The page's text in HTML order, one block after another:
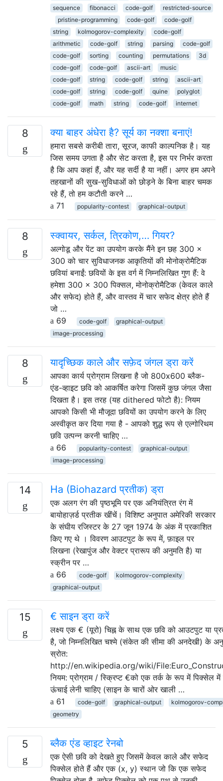
sequence
fibonacci code-golf
restricted-source
pristine-programming
code-golf
code-golf
string
kolmogorov-complexity
code-golf
arithmetic
code-golf string parsing
code-golf
code-golf
sorting counting permutations
3d
code-golf
code-golf ascii-art
music
code-golf
string code-golf string
ascii-art
code-golf
string code-golf quine
polyglot
code-golf
math string code-golf internet
8 क्या बाहर अंधेरा है? सूर्य का नक्शा बनाएं!
हमारा सबसे करीबी तारा, सूरज, काफी काल्पनिक है। यह
जिस समय उगता है और सेट करता है, इस पर निर्भर करता
है कि आप कहां हैं, और यह सर्दी है या नहीं। अगर हम अपने
तहखानों की सुख-सुविधाओं को छोड़ने के बिना बाहर चमक
रहे हैं, तो हम कटौती करने …
71
popularity-contest graphical-output
8 स्क्वायर, सर्कल, त्रिकोण,… गियर?
अल्गोडू और पेंट का उपयोग करके मैंने इन छह 300 ×
300 को चार सुविधाजनक आकृतियों की मोनोक्रोमैटिक
छवियां बनाईं: छवियों के इस वर्ग में निम्नलिखित गुण हैं: वे
हमेशा 300 × 300 पिक्सल, मोनोक्रोमैटिक (केवल काले
और सफेद) होते हैं, और वास्तव में चार सफेद क्षेत्र होते हैं
जो …
69
code-golf
graphical-output
image-processing
8 यादृच्छिक काले और सफ़ेद जंगल ड्रा करें
आपका कार्य प्रोग्राम लिखना है जो 800x600 ब्लैक-
एंड-व्हाइट छवि को आकर्षित करेगा जिसमें कुछ जंगल जैसा
दिखता है। इस तरह (यह dithered फोटो है): नियम
आपको किसी भी मौजूदा छवियों का उपयोग करने के लिए
अस्वीकृत कर दिया गया है - आपको शुद्ध रूप से एल्गोरिथम
छवि उत्पन्न करनी चाहिए …
66
popularity-contest
graphical-output
image-processing
14 Ha (Biohazard प्रतीक) ड्रा
एक अलग रंग की पृष्ठभूमि पर एक अनियंत्रित रंग में
बायोहाज़र्ड प्रतीक खींचें। विशिष्ट अनुपात अमेरिकी सरकार
के संघीय रजिस्टर के 27 जून 1974 के अंक में प्रकाशित
किए गए थे । विवरण आउटपुट के रूप में, फ़ाइल पर
लिखना (रेखापुंज और वेक्टर प्रारूप की अनुमति है) या
स्क्रीन पर …
66
code-golf
kolmogorov-complexity
graphical-output
15 € साइन ड्रा करें
लक्ष्य एक € (यूरो) चिह्न के साथ एक छवि को आउटपुट या
है, जो निम्नलिखित चश्मे (संकेत की सीमा की अनदेखी) के
स्रोत:
http://en.wikipedia.org/wiki/
नियम: प्रोग्राम / स्क्रिप्ट €को एक तर्क के रूप में पिक्सेल में
ऊंचाई लेनी चाहिए (साइन के चारों ओर खाली …
61
code-golf graphical-output
kolmogorov-
geometry
5 ब्लैक एंड व्हाइट रेनबो
एक ऐसी छवि को देखते हुए जिसमें केवल काले और सफेद
पिक्सेल होते हैं और एक (x, y) स्थान जो कि एक सफेद